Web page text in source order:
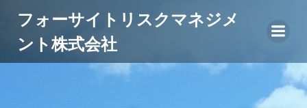
ン
ツ
フォーサイトリスクマネジメ
ント株式会社